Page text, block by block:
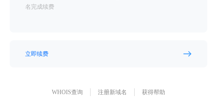
名完成续费
立即续费
WHOIS查询 注册新域名 获得帮助